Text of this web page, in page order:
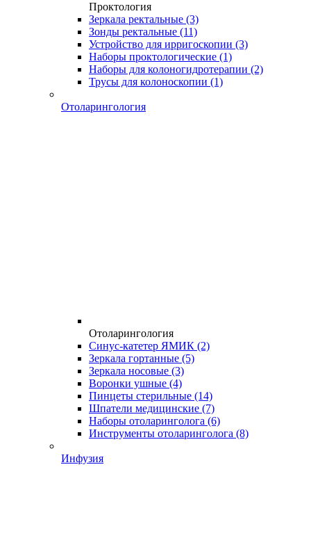
Проктология
Зеркала ректальные (3)
Зонды ректальные (11)
Устройство для ирригоскопии (3)
Наборы проктологические (1)
Наборы для колоногидротерапии (2)
Трусы для колоноскопии (1)
Отоларингология
Отоларингология
Синус-катетер ЯМИК (2)
Зеркала гортанные (5)
Зеркала носовые (3)
Воронки ушные (4)
Пинцеты стерильные (14)
Шпатели медицинские (7)
Наборы отоларинголога (6)
Инструменты отоларинголога (8)
Инфузия